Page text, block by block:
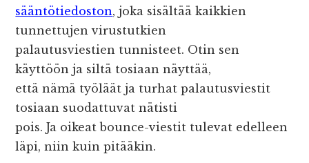
sääntötiedoston, joka sisältää kaikkien
tunnettujen virustutkien
palautusviestien tunnisteet. Otin sen
käyttöön ja siltä tosiaan näyttää,
että nämä työläät ja turhat palautusviestit
tosiaan suodattuvat nätisti
pois. Ja oikeat bounce-viestit tulevat edelleen
läpi, niin kuin pitääkin.